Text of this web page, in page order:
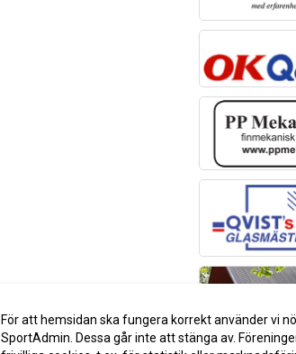
För att hemsidan ska fungera korrekt använder vi
SportAdmin. Dessa går inte att stänga av.